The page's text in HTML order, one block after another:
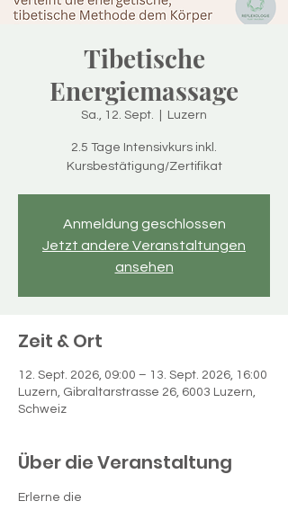
Tibetische
Energiemassage
Sa., 12. Sept. Luzern
2.5 Tage Intensivkurs inkl.
Kursbestätigung/Zertifikat
Anmeldung geschlossen
Jetzt andere Veranstaltungen
ansehen
Zeit & Ort
12. Sept. 2026, 09:00 – 13. Sept. 2026, 16:00
Luzern, Gibraltarstrasse 26, 6003 Luzern,
Schweiz
Über die Veranstaltung
Erlerne die